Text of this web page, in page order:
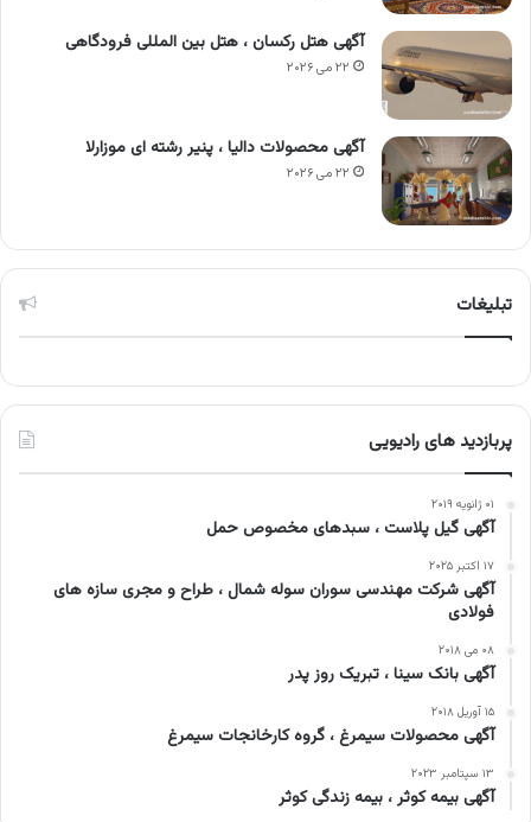
آگهی هتل رکسان ، هتل بین المللی فرودگاهی
۲۲ می ۲۰۲۶
آگهی محصولات دالیا ، پنیر رشته ای موزارلا
۲۲ می ۲۰۲۶
تبلیغات
پربازدید های رادیویی
۰۱ ژانویه ۲۰۱۹
آگهی گیل پلاست ، سبدهای مخصوص حمل
۱۷ اکتبر ۲۰۲۵
آگهی شرکت مهندسی سوران سوله شمال ، طراح و مجری سازه های
فولادی
۰۸ می ۲۰۱۸
آگهی بانک سینا ، تبریک روز پدر
۱۵ آوریل ۲۰۱۸
آگهی محصولات سیمرغ ، گروه کارخانجات سیمرغ
۱۳ سپتامبر ۲۰۲۳
آگهی بیمه کوثر ، بیمه زندگی کوثر